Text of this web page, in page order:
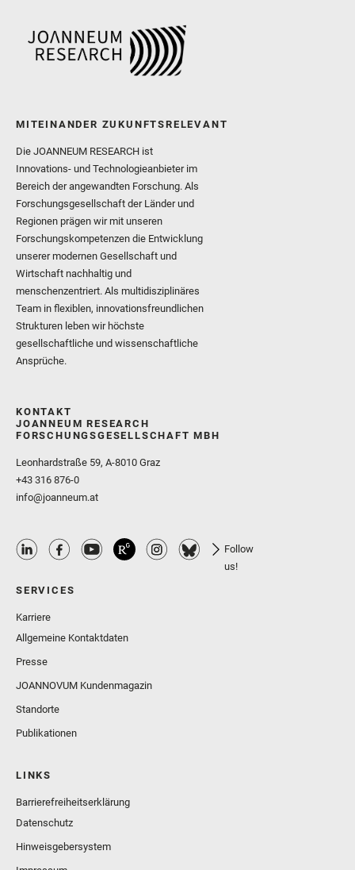
MITEINANDER ZUKUNFTSRELEVANT
Die JOANNEUM RESEARCH ist
Innovations- und Technologieanbieter im
Bereich der angewandten Forschung. Als
Forschungsgesellschaft der Länder und
Regionen prägen wir mit unseren
Forschungskompetenzen die Entwicklung
unserer modernen Gesellschaft und
Wirtschaft nachhaltig und
menschenzentriert. Als multidisziplinäres
Team in flexiblen, innovationsfreundlichen
Strukturen leben wir höchste
gesellschaftliche und wissenschaftliche
Ansprüche.
KONTAKT
JOANNEUM RESEARCH
FORSCHUNGSGESELLSCHAFT MBH
Leonhardstraße 59, A-8010 Graz
+43 316 876-0
info@joanneum.at
Follow
us!
SERVICES
Karriere
Allgemeine Kontaktdaten
Presse
JOANNOVUM Kundenmagazin
Standorte
Publikationen
LINKS
Barrierefreiheitserklärung
Datenschutz
Hinweisgebersystem